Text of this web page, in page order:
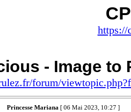
https://
- Image to
forum/
Princesse Mariana[ 06 Mai 2023, 10:27 ]